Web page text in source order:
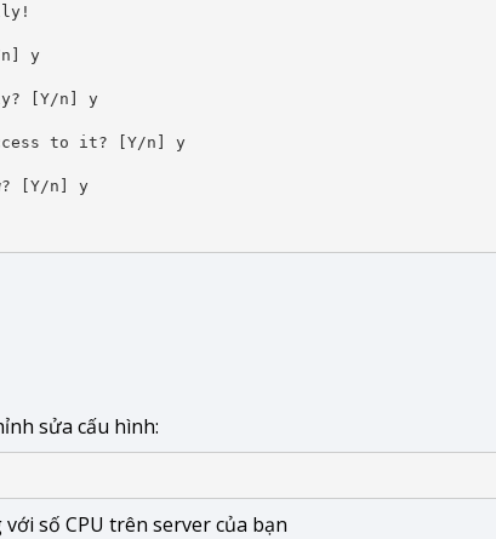
n] y
[Y/n] y
to it? [Y/n] y
[Y/n] y
sửa cấu hình:
số CPU trên server của bạn